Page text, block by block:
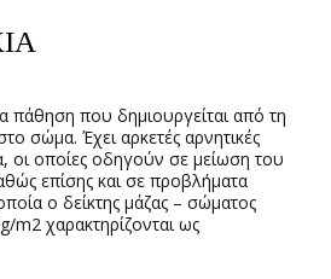
πάθηση που δημιουργείται από τη
σώμα. Έχει αρκετές αρνητικές
οι οποίες οδηγούν σε μείωση του
επίσης και σε προβλήματα
ο δείκτης μάζας – σώματος
χαρακτηρίζονται ως